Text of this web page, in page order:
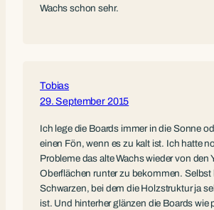
Wachs schon sehr.
Tobias
29. September 2015
Ich lege die Boards immer in die Sonne
einen Fön, wenn es zu kalt ist. Ich hatte
Probleme das alte Wachs wieder von den
Oberflächen runter zu bekommen. Selbst
Schwarzen, bei dem die Holzstruktur ja
ist. Und hinterher glänzen die Boards wie